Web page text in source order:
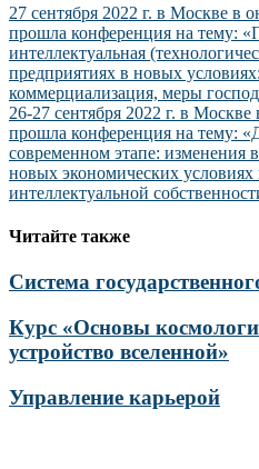
Навигация
по
записям
27 сентября 2022 г. в Москве в
прошла конференция на тему:
интеллектуальная
предприятиях в новых
коммерциализация, меры
26-27 сентября 2022 г. в
прошла конференция на тему:
современном этапе: изменения в
новых экономических условиях
интеллектуальной
Читайте также
Система
Курс «Основы
устройство вселенной»
Управление карьерой